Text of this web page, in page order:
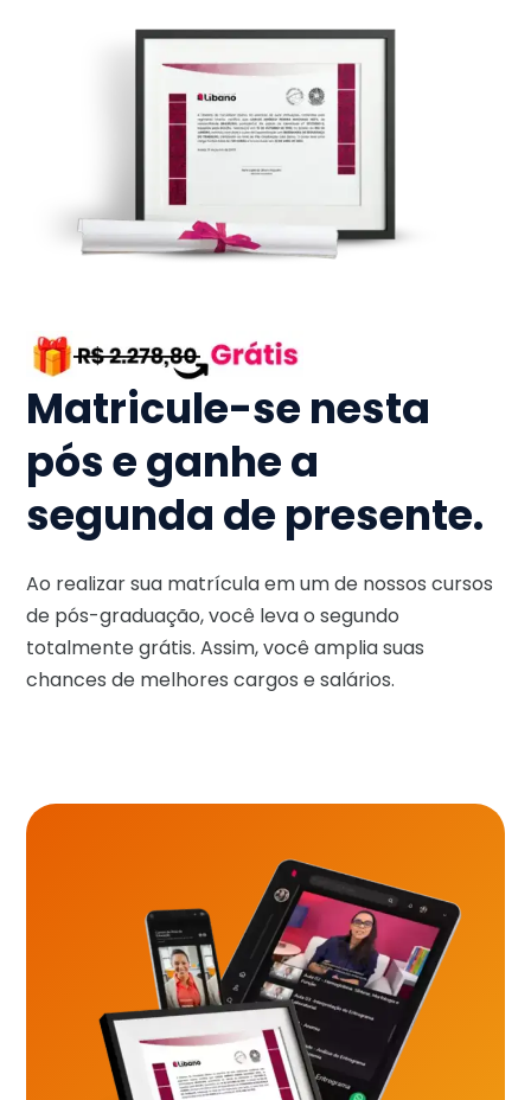
Matricule-se nesta
pós e ganhe a
segunda de presente.
Ao realizar sua matrícula em um de nossos cursos
de pós-graduação, você leva o segundo
totalmente grátis. Assim, você amplia suas
chances de melhores cargos e salários.